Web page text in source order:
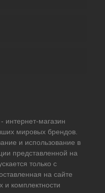
интернет-магазин
мировых брендов.
и использование в
представленной на
только с
на сайте
и комплектности